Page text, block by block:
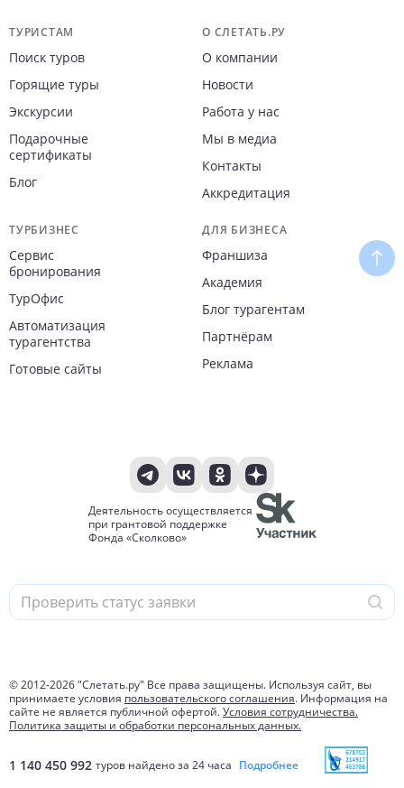
Навигация по сайту
ТУРИСТАМ
Поиск туров
Горящие туры
Экскурсии
Подарочные
сертификаты
Блог
О СЛЕТАТЬ.РУ
О компании
Новости
Работа у нас
Мы в медиа
Контакты
Аккредитация
ТУРБИЗНЕС
Сервис
бронирования
ТурОфис
Автоматизация
турагентства
Готовые сайты
ДЛЯ БИЗНЕСА
Франшиза
Академия
Блог турагентам
Партнёрам
Реклама
Деятельность осуществляется
при грантовой поддержке
Фонда «Сколково»
© 2012-2026"Слетать.ру" Все права защищены. Используя сайт, вы
принимаете условия пользовательского соглашения. Информация на
сайте не является публичной офертой.Условия сотрудничества.
Политика защиты и обработки персональных данных.
1 140 450 992 туров найдено за 24 часа Подробнее